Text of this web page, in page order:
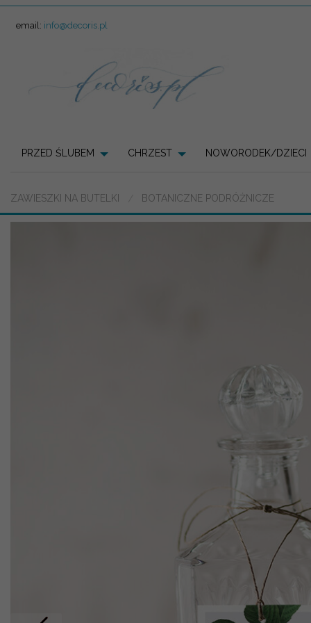
email: info@decoris.pl
PRZED ŚLUBEM CHRZEST NOWORODEK/DZIECI
ZAWIESZKI NA BUTELKI BOTANICZNE PODRÓŻNICZE